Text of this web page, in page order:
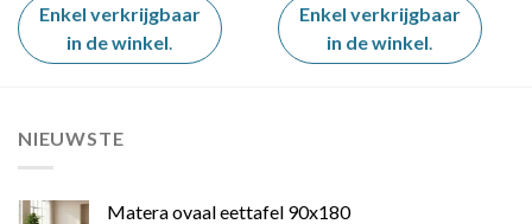
Enkel verkrijgbaar
in de winkel
Enkel verkrijgbaar
in de winkel
NIEUWSTE
Matera ovaal eettafel 90x180